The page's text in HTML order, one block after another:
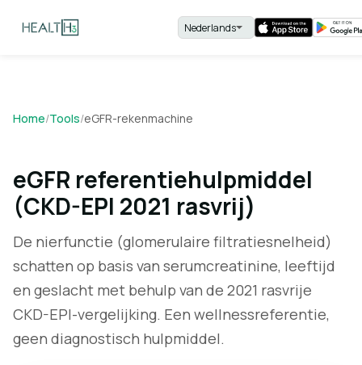
Home/Tools/eGFR-rekenmachine
eGFR referentiehulpmiddel
(CKD-EPI 2021 rasvrij)
De nierfunctie (glomerulaire filtratiesnelheid)
schatten op basis van serumcreatinine, leeftijd
en geslacht met behulp van de 2021 rasvrije
CKD-EPI-vergelijking. Een wellnessreferentie,
geen diagnostisch hulpmiddel.